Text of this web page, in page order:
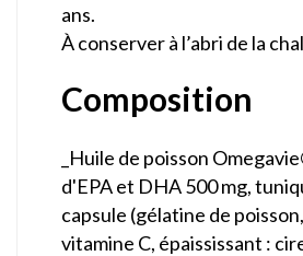
ans.
À conserver à l’abri de la
Composition
_Huile de poisson
d'EPA et DHA 500 mg,
capsule (gélatine de
vitamine C, épaississant :